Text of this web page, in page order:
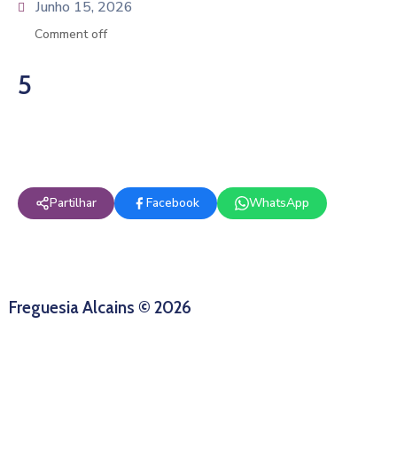
Junho 15, 2026
Comment off
5
Partilhar Facebook WhatsApp
Freguesia Alcains © 2026